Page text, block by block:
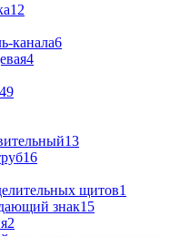
12
канала6
4
49
13
16
щитов1
знак15
2